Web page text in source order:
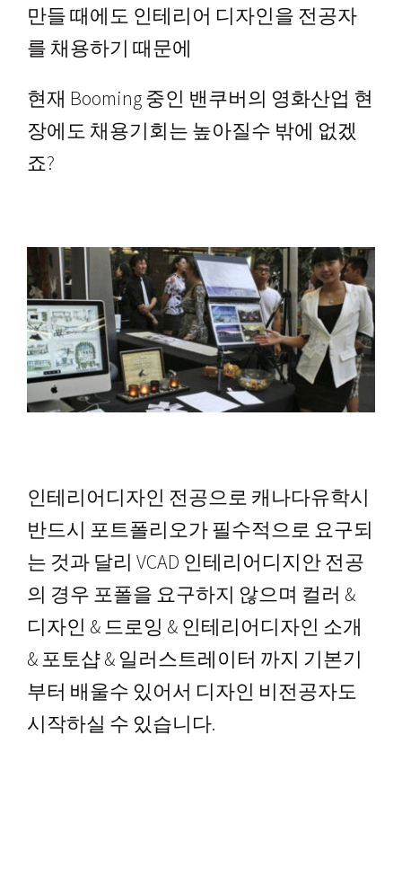
만들 때에도 인테리어 디자인을 전공자
를 채용하기 때문에
현재 Booming 중인 밴쿠버의 영화산업 현
장에도 채용기회는 높아질수 밖에 없겠
죠?
인테리어디자인 전공으로 캐나다유학시
반드시 포트폴리오가 필수적으로 요구되
는 것과 달리 VCAD 인테리어디지안 전공
의 경우 포폴을 요구하지 않으며 컬러 &
디자인 & 드로잉 & 인테리어디자인 소개
& 포토샵 & 일러스트레이터 까지 기본기
부터 배울수 있어서 디자인 비전공자도
시작하실 수 있습니다.